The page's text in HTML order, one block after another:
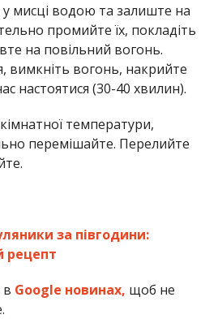
мисці водою та залиште на
промийте їх, покладіть
на повільний вогонь.
вимкніть вогонь, накрийте
настоятися (30-40 хвилин).
температури,
перемішайте. Перелийте
за півгодини:
рецепт
в Google новинах, щоб не